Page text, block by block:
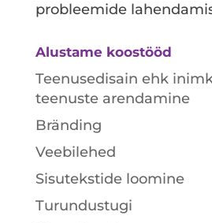
probleemide
Alustame koostööd
Teenusedisain ehk
teenuste arendamine
Bränding
Veebilehed
Sisutekstide loomine
Turundustugi